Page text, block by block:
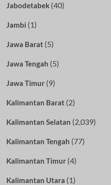
Jabodetabek(40)
Jambi (1)
Jawa Barat(5)
Jawa Tengah (5)
Jawa Timur(9)
Kalimantan Barat(2)
Kalimantan Selatan (2,039)
Kalimantan Tengah (77)
Kalimantan Timur(4)
Kalimantan Utara (1)